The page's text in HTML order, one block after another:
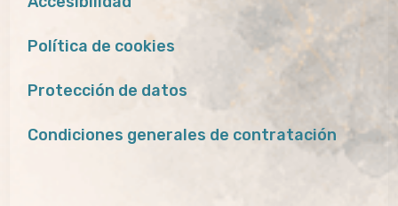
Política de cookies
Protección de datos
Condiciones generales de contratación